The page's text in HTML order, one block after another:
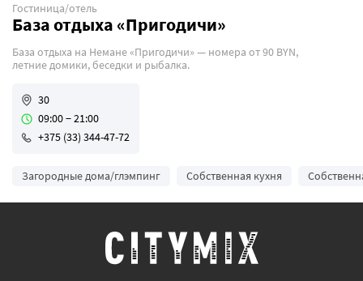
Гостиница/отель
База отдыха «Пригодичи»
База отдыха на Немане «Пригодичи» — номера от 90 BYN,
летние домики, беседки и рыбалка.
30
09:00 − 21:00
+375 (33) 344-47-72
Загородные дома/глэмпинг Собственная кухня